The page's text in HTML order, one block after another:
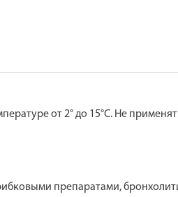
от 2° до 15°С. Не
препаратами,